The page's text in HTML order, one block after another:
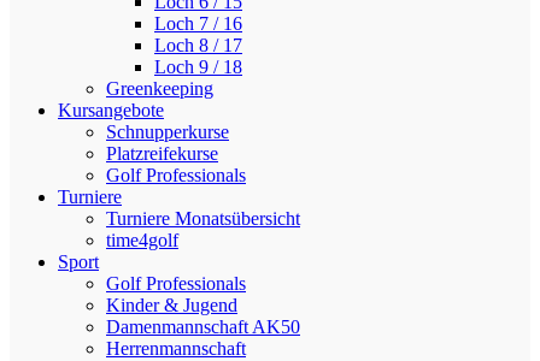
Loch 7 / 16
Loch 8 / 17
Loch 9 / 18
Greenkeeping
Kursangebote
Schnupperkurse
Platzreifekurse
Golf Professionals
Turniere
Turniere Monatsübersicht
time4golf
Sport
Golf Professionals
Kinder & Jugend
Damenmannschaft AK50
Herrenmannschaft